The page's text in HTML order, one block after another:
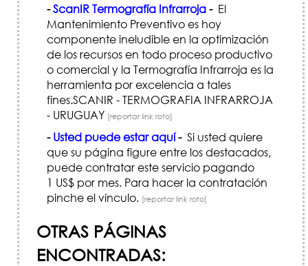
-ScanIR Termografía Infrarroja-El
Mantenimiento Preventivo es hoy
componente ineludible en la optimización
de los recursos en todo proceso productivo
o comercial y la Termografía Infrarroja es la
herramienta por excelencia a tales
fines.SCANIR - TERMOGRAFIA INFRARROJA
- URUGUAY [reportar link roto]
- Usted puede estar aquí-Si usted quiere
que su página figure entre los destacados,
puede contratar este servicio pagando
1 US$ por mes. Para hacer la contratación
pinche el vínculo. [reportar link roto]
OTRAS PÁGINAS
ENCONTRADAS: